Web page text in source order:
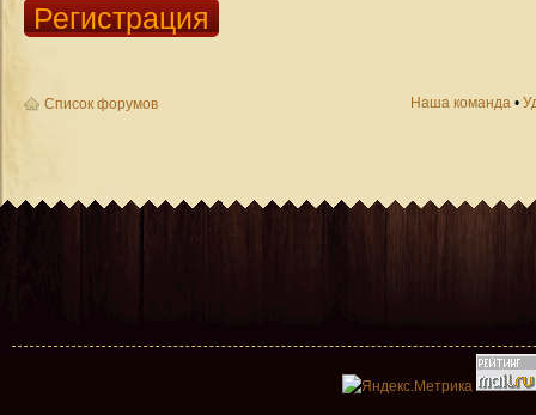
Регистрация
Список форумов Наша команда •